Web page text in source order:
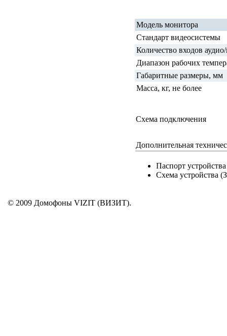
Модель монитора
Стандарт видеосистемы
Количество входов
Диапазон рабочих
Габаритные размеры, мм
Масса, кг, не более
Схема подключения
Дополнительная
Паспорт
Схема устройства
© 2009 Домофоны VIZIT (ВИЗИТ).